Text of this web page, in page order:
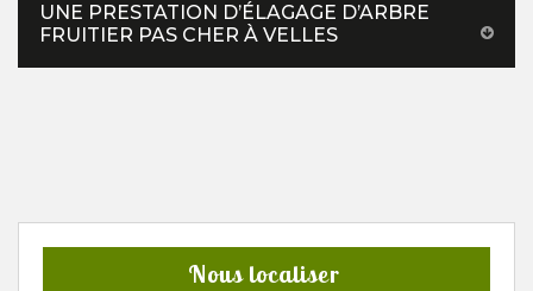
UNE PRESTATION D’ÉLAGAGE D’ARBRE
FRUITIER PAS CHER À VELLES
Nous localiser